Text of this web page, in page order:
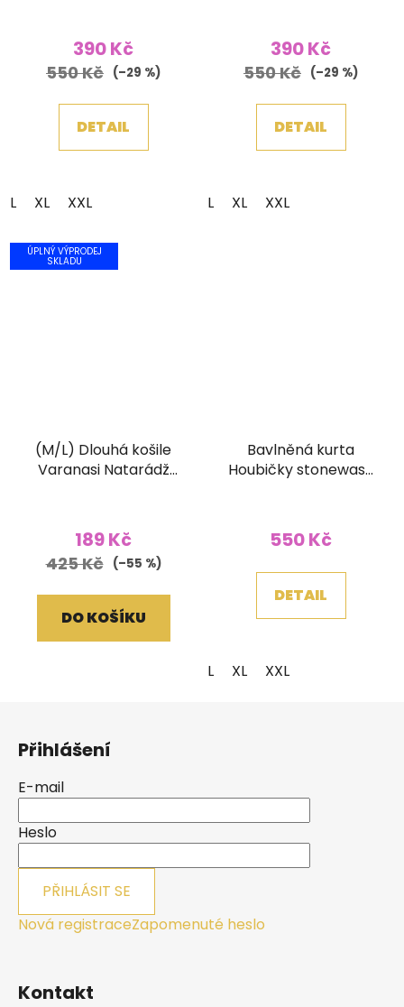
390 Kč
550 Kč (–29 %)
DETAIL
L XL XXL
390 Kč
550 Kč (–29 %)
DETAIL
L XL XXL
ÚPLNÝ VÝPRODEJ
SKLADU
(M/L) Dlouhá košile
Varanasi Natarádž
189 Kč
425 Kč (–55 %)
DO KOŠÍKU
Bavlněná kurta
Houbičky stonewash
550 Kč
DETAIL
L XL XXL
Přihlášení
E-mail
Heslo
PŘIHLÁSIT SE
Nová registraceZapomenuté heslo
Kontakt